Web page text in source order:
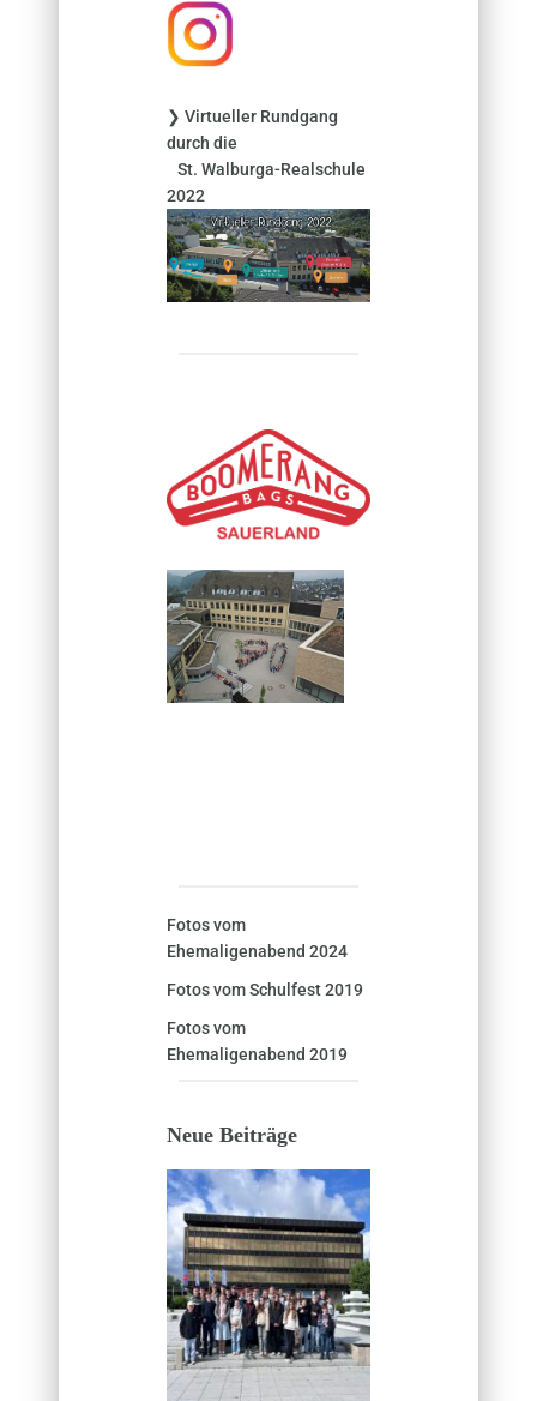
h
:
❯ Virtueller Rundgang
durch die
St. Walburga-Realschule
2022
Fotos vom
Ehemaligenabend 2024
Fotos vom Schulfest 2019
Fotos vom
Ehemaligenabend 2019
Neue Beiträge